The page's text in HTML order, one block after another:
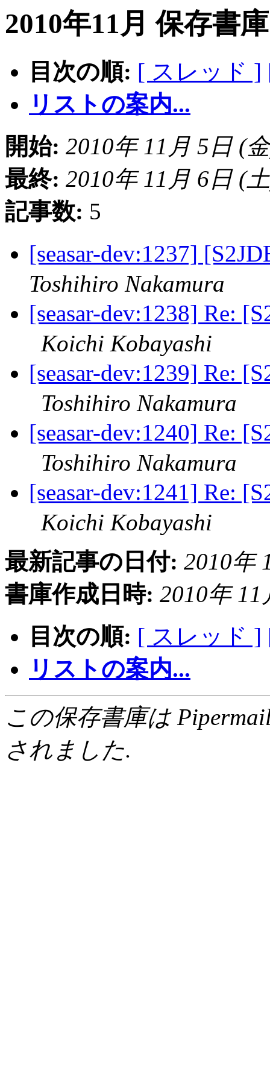
2010年11月 保存書
目次の順: [ スレッド ]
リストの案内...
開始: 2010年 11月 5日 (
最終: 2010年 11月 6日 (
記事数: 5
[seasar-dev:1237]
Toshihiro Nakamura
[seasar-dev:1238] Re:
Koichi Kobayashi
[seasar-dev:1239] Re:
Toshihiro Nakamura
[seasar-dev:1240] Re:
Toshihiro Nakamura
[seasar-dev:1241] Re:
Koichi Kobayashi
最新記事の日付: 2010年
書庫作成日時: 2010年 11
目次の順: [ スレッド ]
リストの案内...
この保存書庫は
されました.